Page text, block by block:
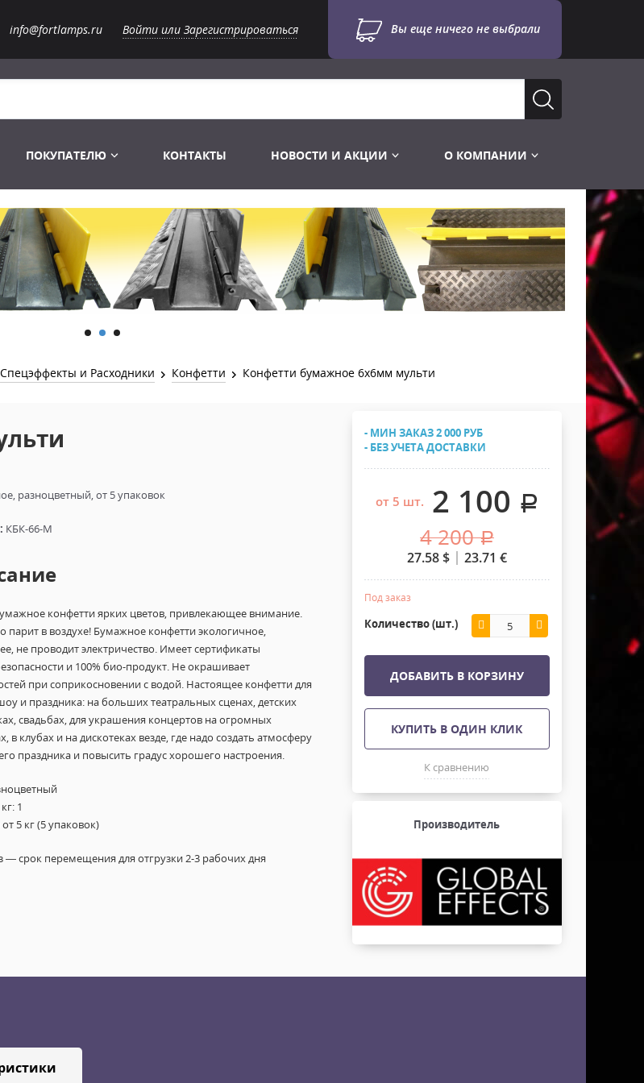
info@fortlamps.ru Войти или Зарегистрироваться Вы еще ничего не выбрали
Лампы Винтаж Ретро Декор
Лампы галогенные 6-120 V
Лампы студийные 110-240 V
Лампы-фары PAR
Лампы для бассейна
Лампы UV TUV HNS
Лампы видеопроекторные
Пускорегулирующая аппаратура
Распродажа
Перчатки
Сумки и подсумки
Инструменты
Готовые комплекты
Конструктор МИКРОСЦЕНА
Распродажа
Световое оборудование
Аксессуары для света
Лебёдки и Аксессуары
Фермы Штативы Стойки
Хомуты Кронштейны Страховка
Защитные чехлы и Кейсы
Распродажа
2х канальные модули
6и канальные модули
Напольные покрытия
Лежачий полицейский ИДН
ПОКУПАТЕЛЮ КОНТАКТЫ НОВОСТИ И АКЦИИ О КОМПАНИИ
Спецэффекты и Расходники Конфетти Конфетти бумажное 6х6мм мульти
разноцветный, от 5 упаковок
КБК-66-М
конфетти ярких цветов, привлекающее внимание.
парит в воздухе! Бумажное конфетти экологичное,
не проводит электричество. Имеет сертификаты
и 100% био-продукт. Не окрашивает
при соприкосновении с водой. Настоящее конфетти для
и праздника: на больших театральных сценах, детских
свадьбах, для украшения концертов на огромных
в клубах и на дискотеках везде, где надо создать атмосферу
праздника и повысить градус хорошего настроения.
1
5 кг (5 упаковок)
— срок перемещения для отгрузки 2-3 рабочих дня
- МИН ЗАКАЗ 2 000 РУБ
- БЕЗ УЧЕТА ДОСТАВКИ
от 5 шт. 2 100 .
4 200 .
27.58$ 23.71 €
Под заказ
Количество (шт.)
ДОБАВИТЬ В КОРЗИНУ
КУПИТЬ В ОДИН КЛИК
К сравнению
Производитель